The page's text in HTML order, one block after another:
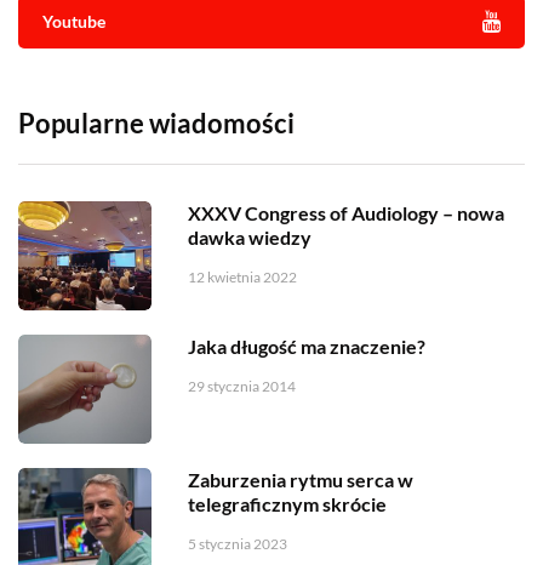
Youtube
Popularne wiadomości
XXXV Congress of Audiology – nowa
dawka wiedzy
12 kwietnia 2022
Jaka długość ma znaczenie?
29 stycznia 2014
Zaburzenia rytmu serca w
telegraficznym skrócie
5 stycznia 2023